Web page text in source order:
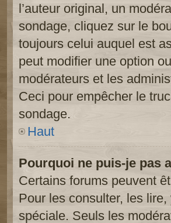
l’auteur original, un
sondage, cliquez sur le
toujours celui auquel est
peut modifier une option
modérateurs et les
Ceci pour empêcher le
sondage.
Haut
Pourquoi ne puis-je pas
Certains forums peuvent
Pour les consulter, les
spéciale. Seuls les